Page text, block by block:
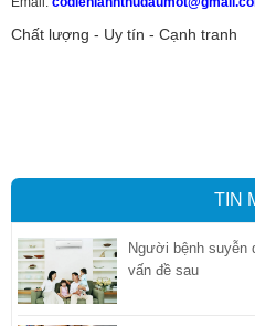
Chất lượng - Uy tín - Cạnh tranh
TIN
Người bệnh suyễn
vấn đề sau